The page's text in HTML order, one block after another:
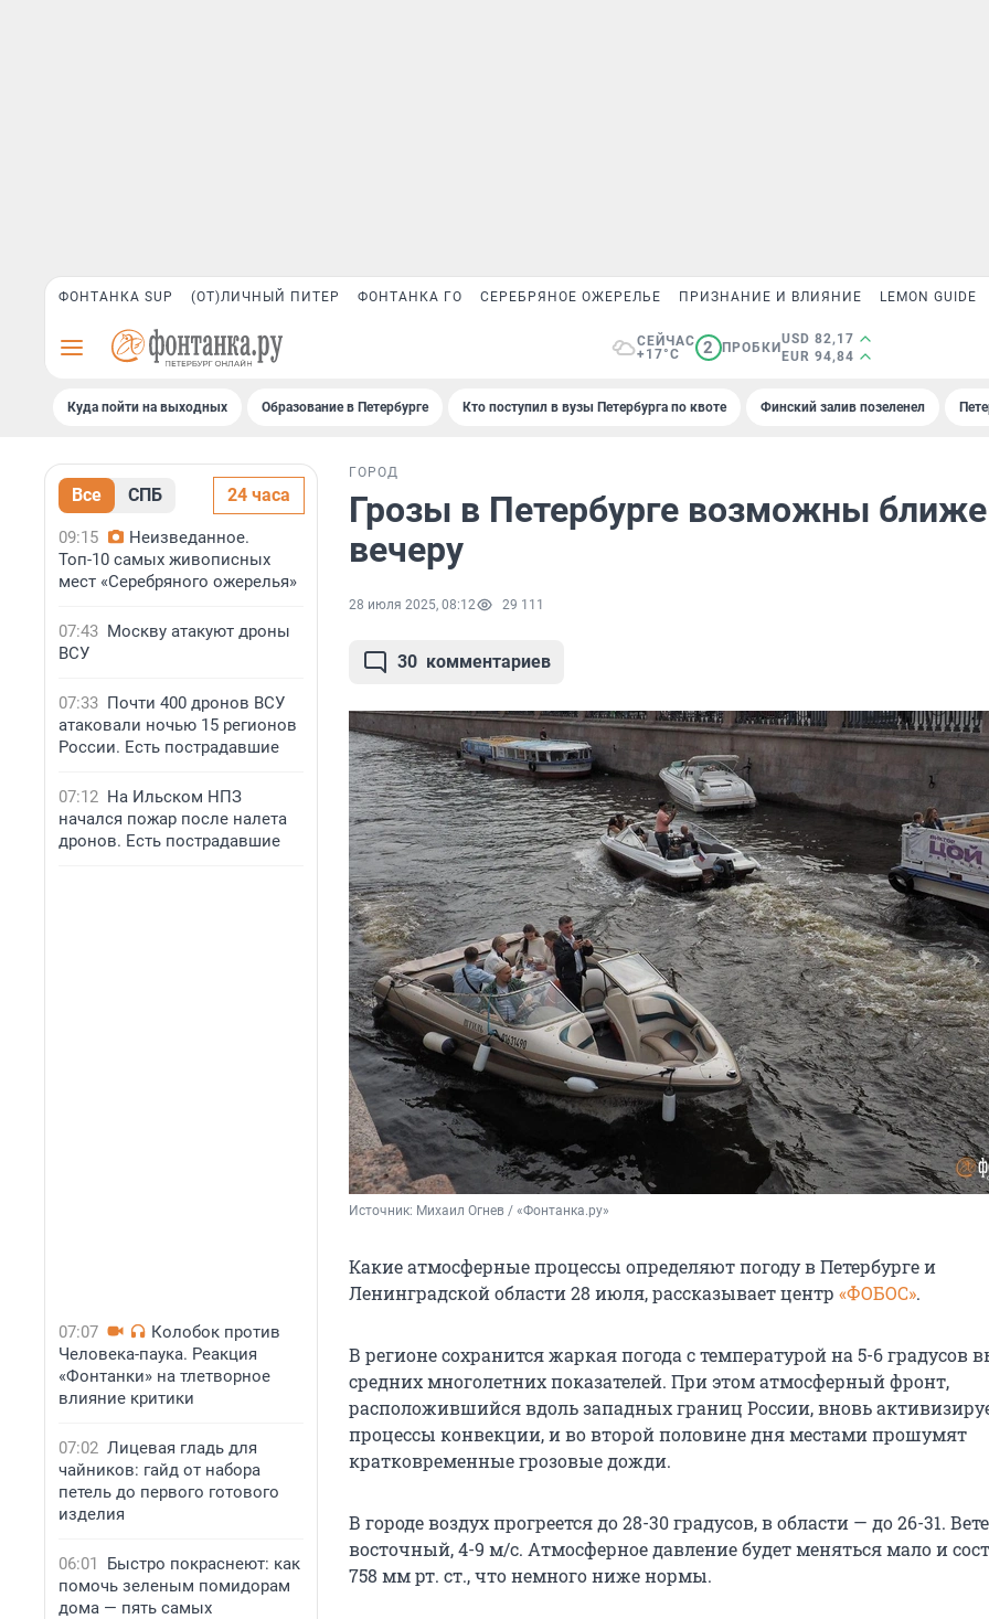
ФОНТАНКА SUP (ОТ)ЛИЧНЫЙ ПИТЕР ФОНТАНКА ГО СЕРЕБРЯНОЕ ОЖЕРЕЛЬЕ ПРИЗНАНИЕ И ВЛИЯНИЕ LEMON GUIDE
СЕЙЧАС
+17°C
2 ПРОБКИ
USD 82,17
EUR 94,84
Куда пойти на выходных Образование в Петербурге Кто поступил в вузы Петербурга по квоте Финский залив позеленел
Все СПБ 24 часа
09:15
Неизведанное.
Топ-10 самых живописных
мест «Серебряного ожерелья»
07:43 Москву атакуют дроны
ВСУ
07:33 Почти 400 дронов ВСУ
атаковали ночью 15 регионов
России. Есть пострадавшие
07:12 На Ильском НПЗ
начался пожар после налета
дронов. Есть пострадавшие
07:07
Колобок против
Человека-паука. Реакция
«Фонтанки» на тлетворное
влияние критики
07:02 Лицевая гладь для
чайников: гайд от набора
петель до первого готового
изделия
06:01
Быстро покраснеют: как
помочь зеленым помидорам
дома — пять самых
ГОРОД
Грозы в Петербурге возможны
вечеру
28 июля 2025, 08:12 29 111
30 комментариев
Источник: Михаил Огнев / «Фонтанка.ру»
Какие атмосферные процессы определяют погоду в Петербурге и
Ленинградской области 28 июля, рассказывает центр «ФОБОС».
В регионе сохранится жаркая погода с температурой на 5-6 градусов
средних многолетних показателей. При этом атмосферный фронт,
расположившийся вдоль западных границ России, вновь
процессы конвекции, и во второй половине дня местами прошумят
кратковременные грозовые дожди.
В городе воздух прогреется до 28-30 градусов, в области — до 26-31.
восточный, 4-9 м/с. Атмосферное давление будет меняться мало и
758 мм рт. ст., что немного ниже нормы.